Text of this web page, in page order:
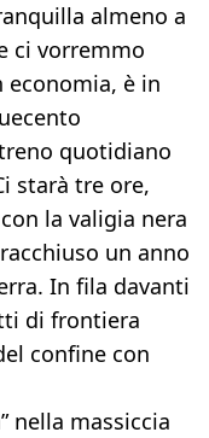
almeno a
ci vorremmo
economia, è in
quotidiano
starà tre ore,
la valigia nera
un anno
In fila davanti
di frontiera
confine con
nella massiccia